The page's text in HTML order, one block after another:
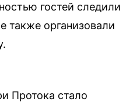
гостей следили
также организовали
Протока стало